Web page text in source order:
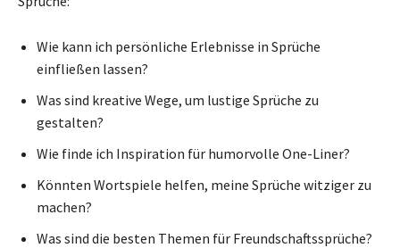
Wie kann ich persönliche Erlebnisse in Sprüche
einfließen lassen?
Was sind kreative Wege, um lustige Sprüche zu
gestalten?
Wie finde ich Inspiration für humorvolle One-Liner?
Könnten Wortspiele helfen, meine Sprüche witziger zu
machen?
Was sind die besten Themen für Freundschaftssprüche?